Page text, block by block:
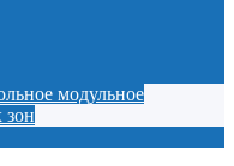
модульное
зон